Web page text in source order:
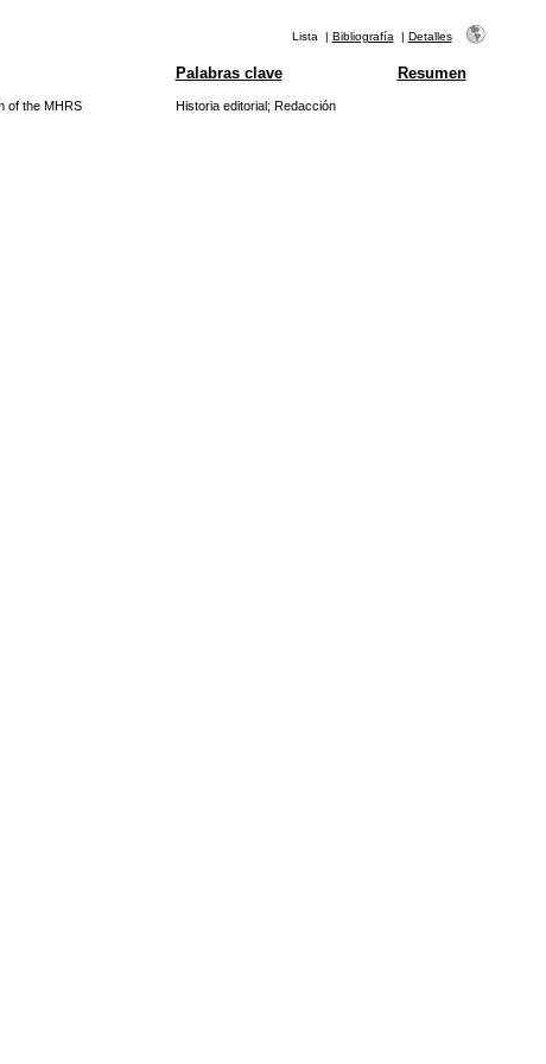
Lista | Bibliografía | Detalles
Palabras clave Resumen
of the MHRS Historia editorial; Redacción